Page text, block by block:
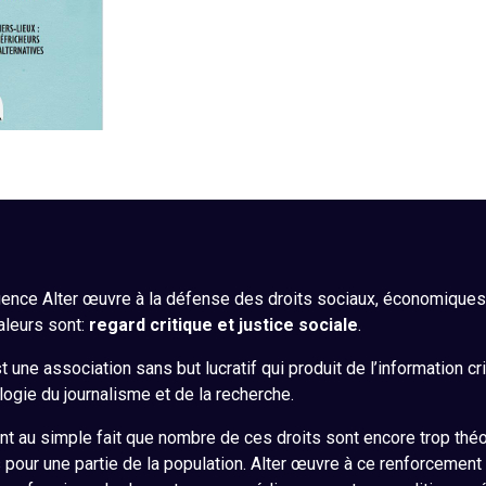
Alter œuvre à la défense des droits sociaux,
sont: regard critique et justice sociale.
une association sans but lucratif qui produit de l’information
du journalisme et de la recherche.
au simple fait que nombre de ces droits sont encore trop
une partie de la population. Alter œuvre à ce renforcement